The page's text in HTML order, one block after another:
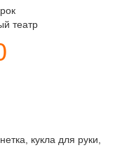
театр
кукла для руки,